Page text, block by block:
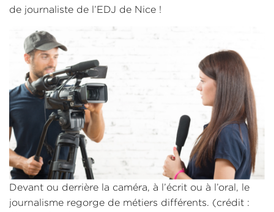
de journaliste de l’EDJ de Nice !
Devant ou derrière la caméra, à l’écrit ou à l’oral, le
journalisme regorge de métiers différents. (crédit :